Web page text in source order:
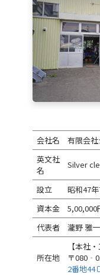
会社名
有限会
英文社
名
Silver
設立
昭和47年
資本金
5,00,000
代表者
瀧野 雅一
所在地
【本社・
〒
2番地44